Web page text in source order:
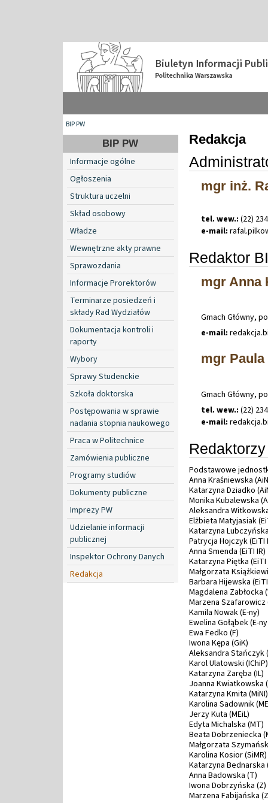
BIP PW
BIP PW
Informacje ogólne
Ogłoszenia
Struktura uczelni
Skład osobowy
Władze
Wewnętrzne akty prawne
Sprawozdania
Informacje Prorektorów
Terminarze posiedzeń i
składy Rad Wydziałów
Dokumentacja kontroli i
raporty
Wybory
Sprawy Studenckie
Szkoła doktorska
Postępowania w sprawie
nadania stopnia naukowego
Praca w Politechnice
Zamówienia publiczne
Programy studiów
Dokumenty publiczne
Imprezy PW
Udzielanie informacji
publicznej
Inspektor Ochrony Danych
Redakcja
Redakcja
mgr inż.
tel. wew.: (22)
e-mail: rafal.
Redaktor
mgr Anna
Gmach Główny,
e-mail: redakcja.
mgr Paula
Gmach Główny,
tel. wew.: (22)
e-mail: redakcja.
Podstawowe
Anna Kraśniewska
Katarzyna Dziadko
Monika Kubalewska
Aleksandra
Elżbieta Matyjasiak
Katarzyna
Patrycja Hojczyk (EiTI
Anna Smenda (EiTI IR)
Katarzyna Piętka
Małgorzata
Barbara Hijewska
Magdalena Zabłocka
Marzena Szafarowicz
Kamila Nowak (E-ny)
Ewelina Gołąbek (E-
Ewa Fedko (F)
Iwona Kępa (GiK)
Aleksandra Stańczyk
Karol Ulatowski (IChiP)
Katarzyna Zaręba (IL)
Joanna Kwiatkowska
Katarzyna Kmita (MiNI)
Karolina Sadownik
Jerzy Kuta (MEiL)
Edyta Michalska (MT)
Beata Dobrzeniecka
Małgorzata
Karolina Kosior (SiMR)
Katarzyna Bednarska
Anna Badowska (T)
Iwona Dobrzyńska (Z)
Marzena Fabijańska